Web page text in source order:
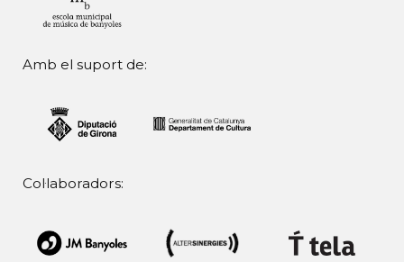
Amb el suport de:
Col·laboradors: